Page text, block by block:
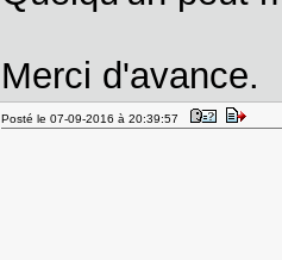
Merci d'avance.
Posté le 07-09-2016 à 20:39:57